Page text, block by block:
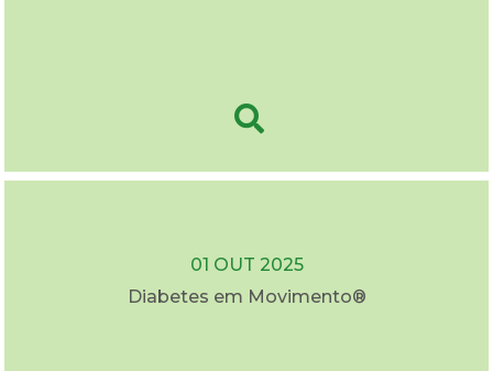
01 OUT 2025
Diabetes em Movimento®